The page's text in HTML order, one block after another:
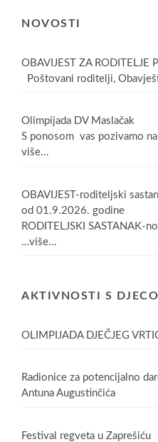
NOVOSTI
OBAVIJEST ZA RODITELJE
Poštovani roditelji,
Olimpijada DV Maslačak
S ponosom vas pozivamo
više...
OBAVIJEST-roditeljski
od 01.9.2026. godine
RODITELJSKI SASTANAK-
…više...
AKTIVNOSTI S
OLIMPIJADA DJEČJEG
Radionice za potencijalno
Antuna Augustinčića
Festival regveta u Zaprešiću